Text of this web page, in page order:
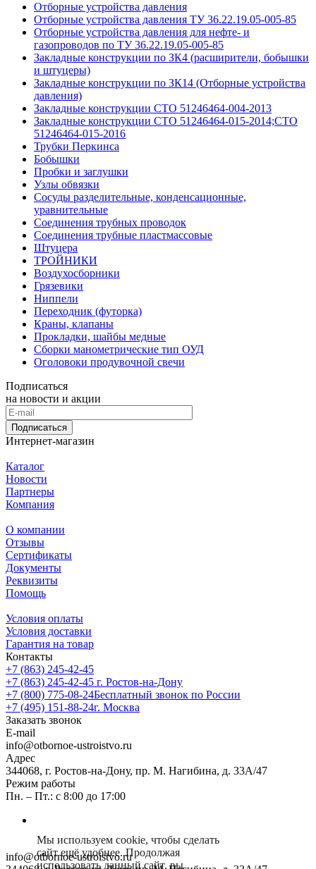
Отборные устройства давления
Отборные устройства давления ТУ 36.22.19.05-005-85
Отборные устройства давления для нефте- и
газопроводов по ТУ 36.22.19.05-005-85
Закладные конструкции по ЗК4 (расширители, бобышки
и штуцеры)
Закладные конструкции по ЗК14 (Отборные устройства
давления)
Закладные конструкции СТО 51246464-004-2013
Закладные конструкции СТО 51246464-015-2014;СТО
51246464-015-2016
Трубки Перкинса
Бобышки
Пробки и заглушки
Узлы обвязки
Сосуды разделительные, конденсационные,
уравнительные
Соединения трубных проводок
Соединения трубные пластмассовые
Штуцера
ТРОЙНИКИ
Воздухосборники
Грязевики
Ниппели
Переходник (футорка)
Краны, клапаны
Прокладки, шайбы медные
Сборки манометрические тип ОУД
Оголовоки продувочной свечи
Подписаться
на новости и акции
Подписаться
Интернет-магазин
Каталог
Новости
Партнеры
Компания
О компании
Отзывы
Сертификаты
Документы
Реквизиты
Помощь
Условия оплаты
Условия доставки
Гарантия на товар
Контакты
+7 (863) 245-42-45
+7 (863) 245-42-45 г. Ростов-на-Дону
+7 (800) 775-08-24Бесплатный звонок по России
+7 (495) 151-88-24г. Москва
Заказать звонок
E-mail
info@otbornoe-ustroistvo.ru
Адрес
344068, г. Ростов-на-Дону, пр. М. Нагибина, д. 33А/47
Режим работы
Пн. – Пт.: с 8:00 до 17:00
info@otbornoe-ustroistvo.ru
Мы используем cookie, чтобы сделать
сайт ещё удобнее. Продолжая
использовать данный сайт, вы